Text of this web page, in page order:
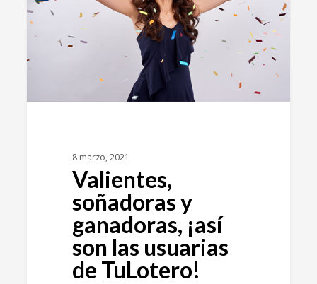
8 marzo, 2021
Valientes,
soñadoras y
ganadoras, ¡así
son las usuarias
de TuLotero!